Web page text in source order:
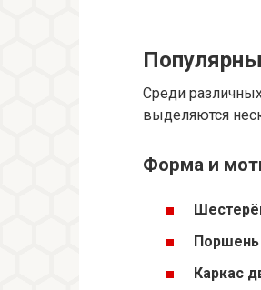
Среди
выделяются
Форма и
Поршень
Каркас